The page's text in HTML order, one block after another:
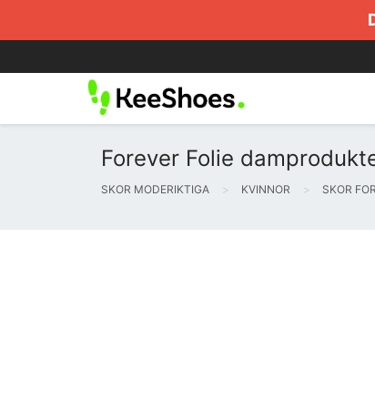
Forever Folie
SKOR MODERIKTIGA KVINNOR SKOR